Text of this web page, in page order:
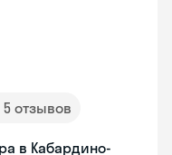
5 отзывов
в Кабардино-